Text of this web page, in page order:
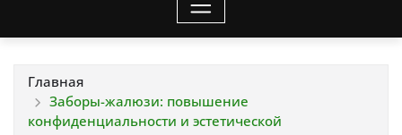
Главная
Заборы-жалюзи: повышение
конфиденциальности и эстетической